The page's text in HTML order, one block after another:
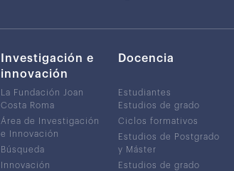
Investigación e
innovación
La Fundación Joan
Costa Roma
Área de Investigación
e Innovación
Búsqueda
Innovación
Docencia
Estudiantes
Estudios de grado
Ciclos formativos
Estudios de Postgrado
y Máster
Estudios de grado